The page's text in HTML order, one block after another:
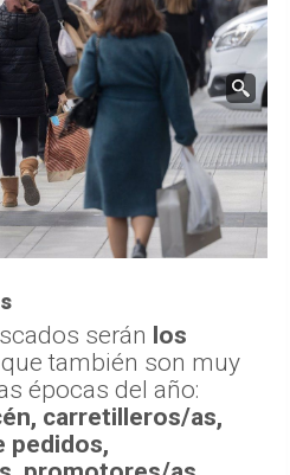
serán los
que también son muy
épocas del año:
carretilleros/as,
pedidos,